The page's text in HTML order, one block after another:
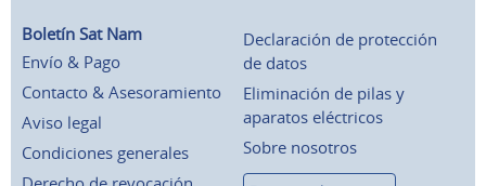
Boletín Sat Nam
Envío & Pago
Contacto & Asesoramiento
Aviso legal
Condiciones generales
Declaración de protección
de datos
Eliminación de pilas y
aparatos eléctricos
Sobre nosotros